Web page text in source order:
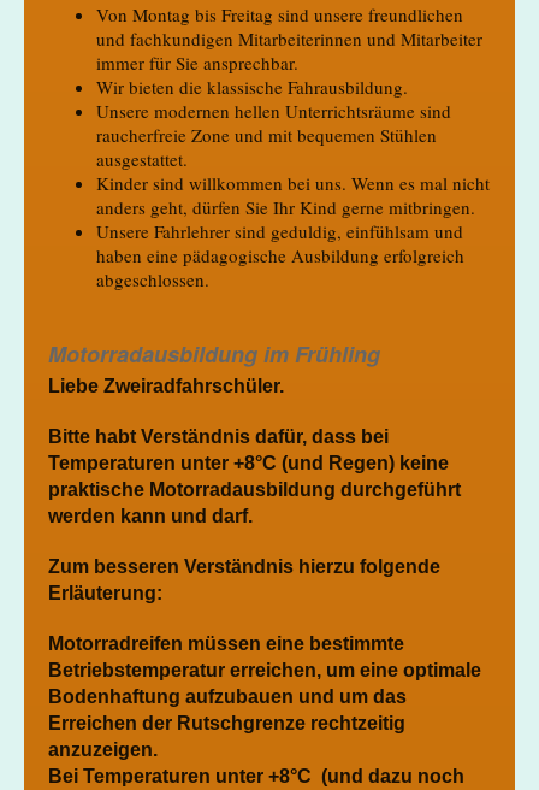
Von Montag bis Freitag sind unsere freundlichen
und fachkundigen Mitarbeiterinnen und Mitarbeiter
immer für Sie ansprechbar.
Wir bieten die klassische Fahrausbildung.
Unsere modernen hellen Unterrichtsräume sind
raucherfreie Zone und mit bequemen Stühlen
ausgestattet.
Kinder sind willkommen bei uns. Wenn es mal nicht
anders geht, dürfen Sie Ihr Kind gerne mitbringen.
Unsere Fahrlehrer sind geduldig, einfühlsam und
haben eine pädagogische Ausbildung erfolgreich
abgeschlossen.
Motorradausbildung im Frühling
Liebe Zweiradfahrschüler.
Bitte habt Verständnis dafür, dass bei
Temperaturen unter +8°C (und Regen) keine
praktische Motorradausbildung durchgeführt
werden kann und darf.
Zum besseren Verständnis hierzu folgende
Erläuterung:
Motorradreifen müssen eine bestimmte
Betriebstemperatur erreichen, um eine optimale
Bodenhaftung aufzubauen und um das
Erreichen der Rutschgrenze rechtzeitig
anzuzeigen.
Bei Temperaturen unter +8°C (und dazu noch